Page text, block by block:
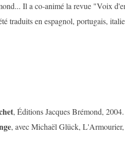
Il a co-animé la revue "Voix
traduits en espagnol, portugais,
, Éditions Jacques Brémond, 2004.
, avec Michaël Glück,